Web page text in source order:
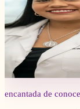
encantada de